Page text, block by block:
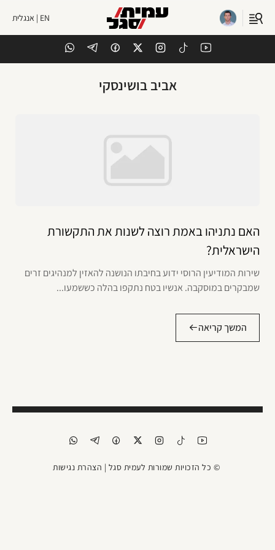
EN | אנגלית
אביב בושינסקי
האם נתניהו באמת רוצה לשנות את התקשורת
הישראלית?
שירות המודיעין הרוסי ידוע בחיבתו הנושנה להאזין למנהיגים זרים
שמבקרים במוסקבה. אנשיו בטח נתקפו בהלה כששמעו...
המשך קריאה
© כל הזכויות שמורות לעמית סגל | הצהרת נגישות